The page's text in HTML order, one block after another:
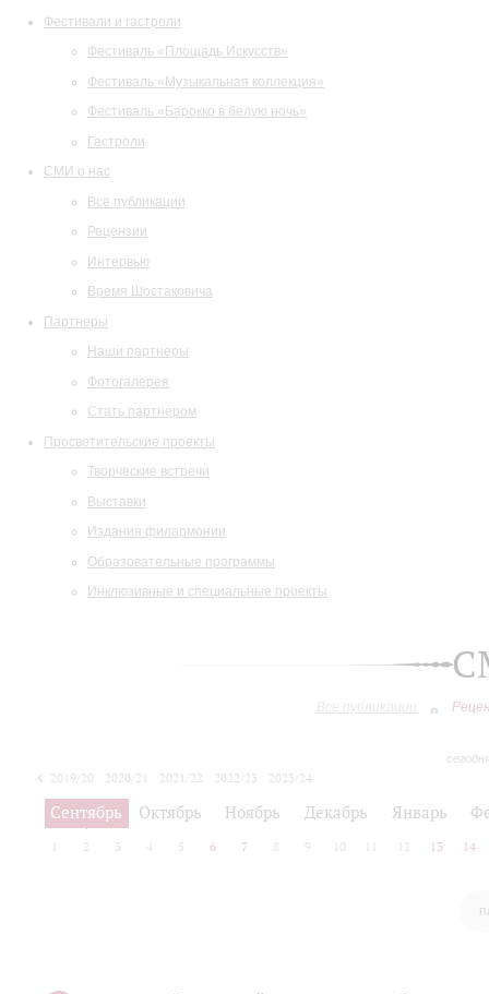
Фестивали и гастроли
Фестиваль «Площадь Искусств»
Фестиваль «Музыкальная коллекция»
Фестиваль «Барокко в белую ночь»
Гастроли
СМИ о нас
Все публикации
Рецензии
Интервью
Время Шостаковича
Партнеры
Наши партнеры
Фотогалерея
Стать партнером
Просветительские проекты
Творческие встречи
Выставки
Издания филармонии
Образовательные программы
Инклюзивные и специальные проекты
Все публикации
2019/20 2020/21 2021/22 2022/23
2023/24
2024/25
2025/26
Сентябрь Октябрь Ноябрь Декабрь Январь
2 3 4 5 6 7 8 9 10 12 13 14